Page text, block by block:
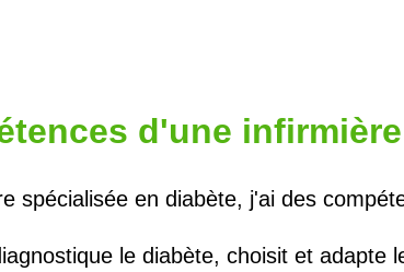
d'une
spécialisée en diabète, j'ai des
le diabète, choisit et